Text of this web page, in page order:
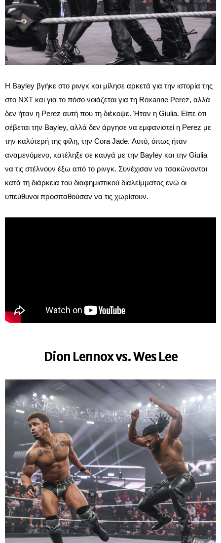
Η Bayley βγήκε στο ρινγκ και μίλησε αρκετά για την ιστορία της
στο NXT και για το πόσο νοιάζεται για τη Roxanne Perez, αλλά
δεν ήταν η Perez αυτή που τη διέκοψε. Ήταν η Giulia. Είπε ότι
σέβεται την Bayley, αλλά δεν άργησε να εμφανιστεί η Perez με
την καλύτερή της φίλη, την Cora Jade. Αυτό, όπως ήταν
αναμενόμενο, κατέληξε σε καυγά με την Bayley και την Giulia
να τις στέλνουν έξω από το ρινγκ. Συνέχισαν να τσακώνονται
κατά τη διάρκεια του διαφημιστικού διαλείμματος ενώ οι
υπεύθυνοι προσπαθούσαν να τις χωρίσουν.
Dion Lennox vs. Wes Lee